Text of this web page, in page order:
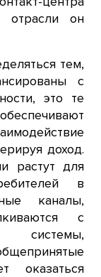
отрасли он
тем,
с
это те
доход.
растут для
в
каналы,
с
оказаться